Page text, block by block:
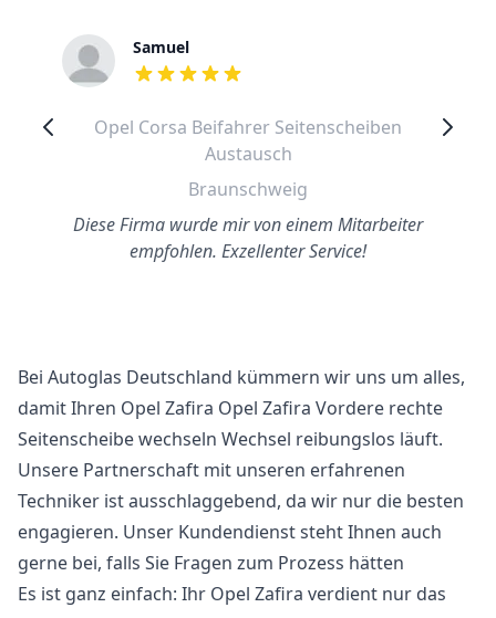
Samuel
out of 5 stars
Opel Corsa Beifahrer Seitenscheiben
Austausch
Braunschweig
Diese Firma wurde mir von einem Mitarbeiter
empfohlen. Exzellenter Service!
Bei Autoglas Deutschland kümmern wir uns um alles,
damit Ihren Opel Zafira Opel Zafira Vordere rechte
Seitenscheibe wechseln Wechsel reibungslos läuft.
Unsere Partnerschaft mit unseren erfahrenen
Techniker ist ausschlaggebend, da wir nur die besten
engagieren. Unser Kundendienst steht Ihnen auch
gerne bei, falls Sie Fragen zum Prozess hätten
Es ist ganz einfach: Ihr Opel Zafira verdient nur das